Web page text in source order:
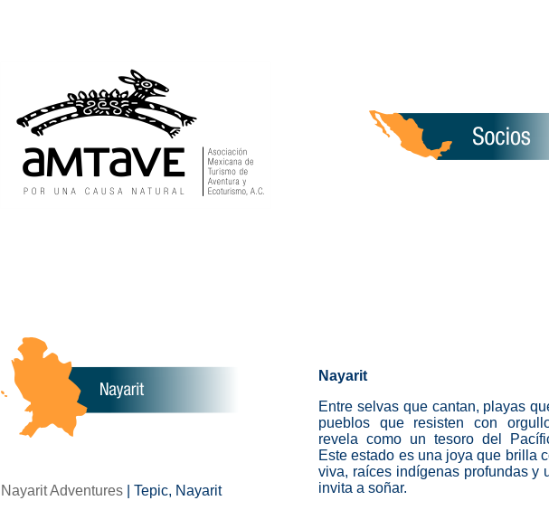
Nayarit Adventures | Tepic, Nayarit
Nayarit
Entre selvas que cantan, playas
pueblos que resisten con
revela como un tesoro del
Este estado es una joya que brilla
viva, raíces indígenas profundas y
invita a soñar.